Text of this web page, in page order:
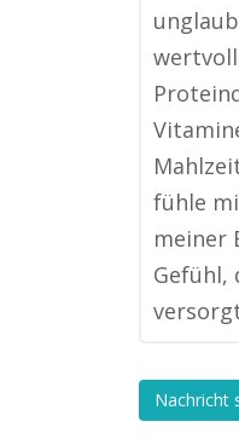
fühle
meiner
Gefühl,
Nachricht